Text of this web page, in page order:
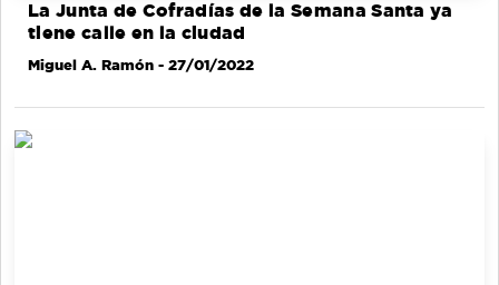
La Junta de Cofradías de la Semana Santa ya
tiene calle en la ciudad
Miguel A. Ramón - 27/01/2022